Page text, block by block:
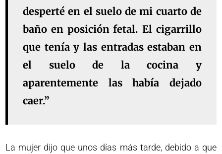
desperté en el suelo de mi cuarto de
baño en posición fetal. El cigarrillo
que tenía y las entradas estaban en
el suelo de la cocina y
aparentemente las había dejado
caer.”
La mujer dijo que unos días más tarde, debido a que